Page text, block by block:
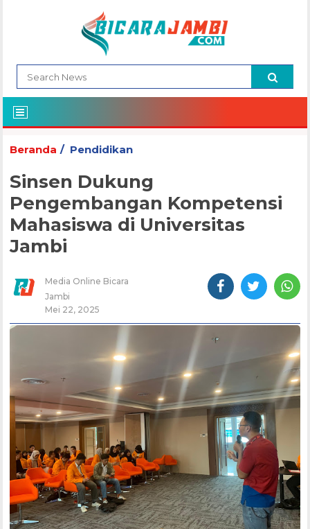
Beranda Pendidikan
Sinsen Dukung
Pengembangan Kompetensi
Mahasiswa di Universitas
Jambi
Media Online Bicara
Jambi
Mei 22, 2025